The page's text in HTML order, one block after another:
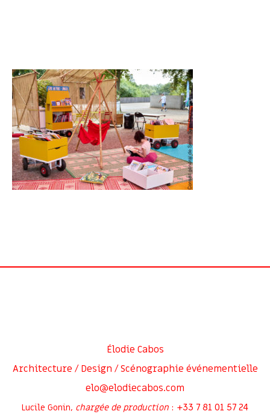
Élodie Cabos
Architecture / Design / Scénographie événementielle
elo@elodiecabos.com
Lucile Gonin, chargée de production : +33 7 81 01 57 24